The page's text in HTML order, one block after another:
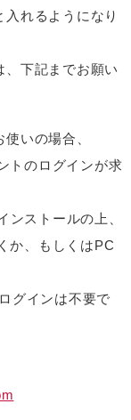
れるようになり
、下記までお願い
いの場合、
トのログインが求
ストールの上、
か、もしくはPC
グインは不要で